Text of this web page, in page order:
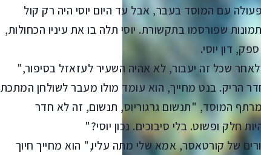
עם המוסד בעבר, אבל עד היום יוסי היה רק קול
שפורסמו בתקשורת. יוסי תלה בו את עיניו הכחולות,
דון יוסי.
שכל זה יעבור, לא אהיה השעיר לעזאזל בסיפור,"
הריק. בנט מחייך, הוא עומד מולו מעבר לשולחן המתכת
המוסד, "תנשום גרגוריוס, תנשום, זה לא חדר
חלק ופשוט. בלי סיבוכים. נכון יוסי?"
של קורטאסר, אמא שלי מתה עליו," הוא מחייך חיוך